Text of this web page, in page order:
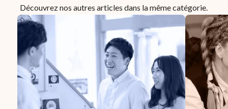
Découvrez nos autres articles dans la même catégorie.